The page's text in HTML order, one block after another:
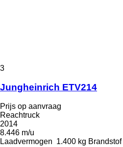
3
Jungheinrich ETV214
Prijs op aanvraag
Reachtruck
2014
8.446 m/u
Laadvermogen 1.400 kg Brandstof